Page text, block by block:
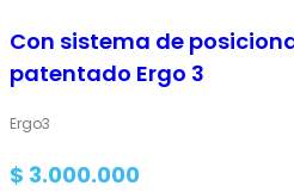
Con sistema de
patentado Ergo 3
Ergo3
$ 3.000.000